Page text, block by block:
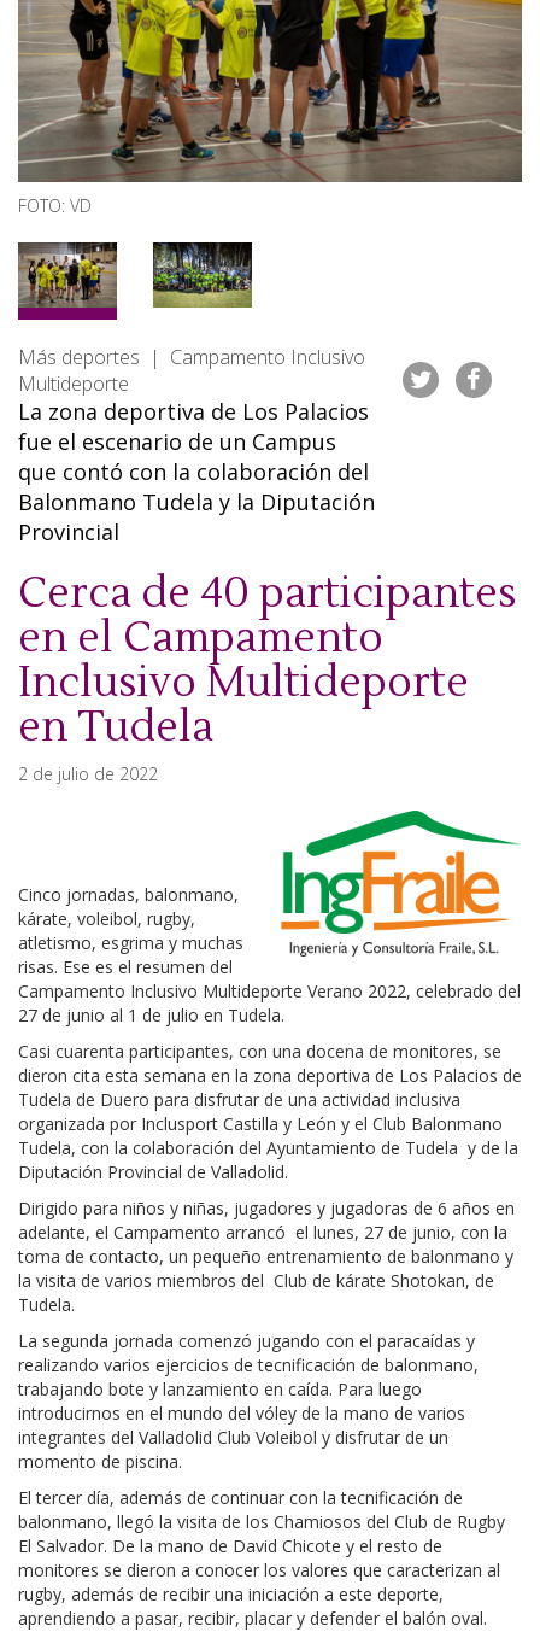
FOTO: VD
Más deportes | Campamento Inclusivo
Multideporte
La zona deportiva de Los Palacios
fue el escenario de un Campus
que contó con la colaboración del
Balonmano Tudela y la Diputación
Provincial
Cerca de 40 participantes
en el Campamento
Inclusivo Multideporte
en Tudela
2 de julio de 2022
Cinco jornadas, balonmano,
kárate, voleibol, rugby,
atletismo, esgrima y muchas
risas. Ese es el resumen del
Campamento Inclusivo Multideporte Verano 2022, celebrado del
27 de junio al 1 de julio en Tudela.
Casi cuarenta participantes, con una docena de monitores, se
dieron cita esta semana en la zona deportiva de Los Palacios de
Tudela de Duero para disfrutar de una actividad inclusiva
organizada por Inclusport Castilla y León y el Club Balonmano
Tudela, con la colaboración del Ayuntamiento de Tudela y de la
Diputación Provincial de Valladolid.
Dirigido para niños y niñas, jugadores y jugadoras de 6 años en
adelante, el Campamento arrancó el lunes, 27 de junio, con la
toma de contacto, un pequeño entrenamiento de balonmano y
la visita de varios miembros del Club de kárate Shotokan, de
Tudela.
La segunda jornada comenzó jugando con el paracaídas y
realizando varios ejercicios de tecnificación de balonmano,
trabajando bote y lanzamiento en caída. Para luego
introducirnos en el mundo del vóley de la mano de varios
integrantes del Valladolid Club Voleibol y disfrutar de un
momento de piscina.
El tercer día, además de continuar con la tecnificación de
balonmano, llegó la visita de los Chamiosos del Club de Rugby
El Salvador. De la mano de David Chicote y el resto de
monitores se dieron a conocer los valores que caracterizan al
rugby, además de recibir una iniciación a este deporte,
aprendiendo a pasar, recibir, placar y defender el balón oval.